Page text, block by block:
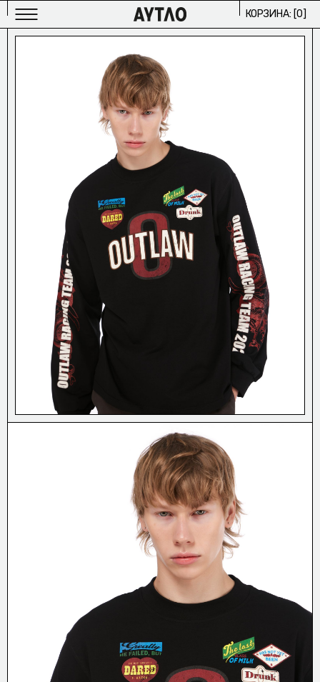
МУЖСКОЕ
ИЗБРАННОЕ/
ЖЕНСКОЕ
ИЗБРАННОЕ/
АРХИВ
ПРОЕКТЫ
СТУДИИ OUTLAW MOSCOW/
О НАС
О КОМПАНИИ/
БУДЕМ НА
СЕРВИС
ПОЛИТИКА
КОРЗИНА: [0]